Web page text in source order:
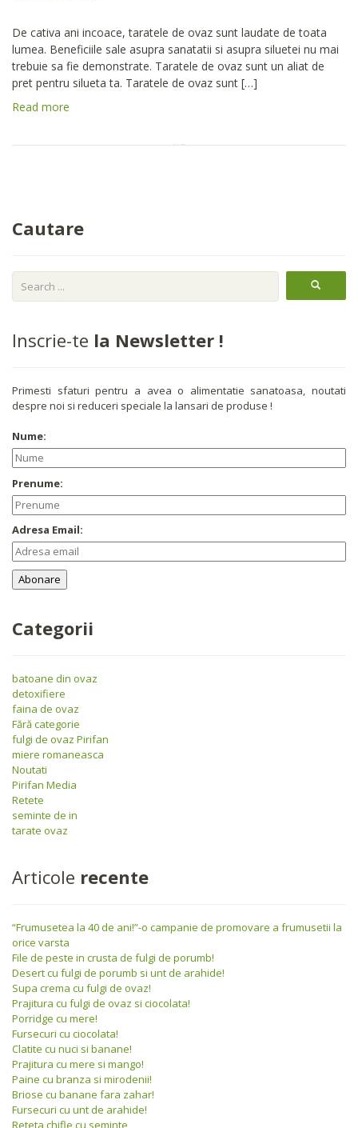
De cativa ani incoace, taratele de ovaz sunt laudate de toata
lumea. Beneficiile sale asupra sanatatii si asupra siluetei nu mai
trebuie sa fie demonstrate. Taratele de ovaz sunt un aliat de
pret pentru silueta ta. Taratele de ovaz sunt […]
Read more
Cautare
Inscrie-te la Newsletter !
Primesti sfaturi pentru a avea o alimentatie sanatoasa, noutati
despre noi si reduceri speciale la lansari de produse !
Nume:
Prenume:
Adresa Email:
Categorii
batoane din ovaz
detoxifiere
faina de ovaz
Fără categorie
fulgi de ovaz Pirifan
miere romaneasca
Noutati
Pirifan Media
Retete
seminte de in
tarate ovaz
Articole recente
“Frumusetea la 40 de ani!”-o campanie de promovare a frumusetii la
orice varsta
File de peste in crusta de fulgi de porumb!
Desert cu fulgi de porumb si unt de arahide!
Supa crema cu fulgi de ovaz!
Prajitura cu fulgi de ovaz si ciocolata!
Porridge cu mere!
Fursecuri cu ciocolata!
Clatite cu nuci si banane!
Prajitura cu mere si mango!
Paine cu branza si mirodenii!
Briose cu banane fara zahar!
Fursecuri cu unt de arahide!
Reteta chifle cu seminte